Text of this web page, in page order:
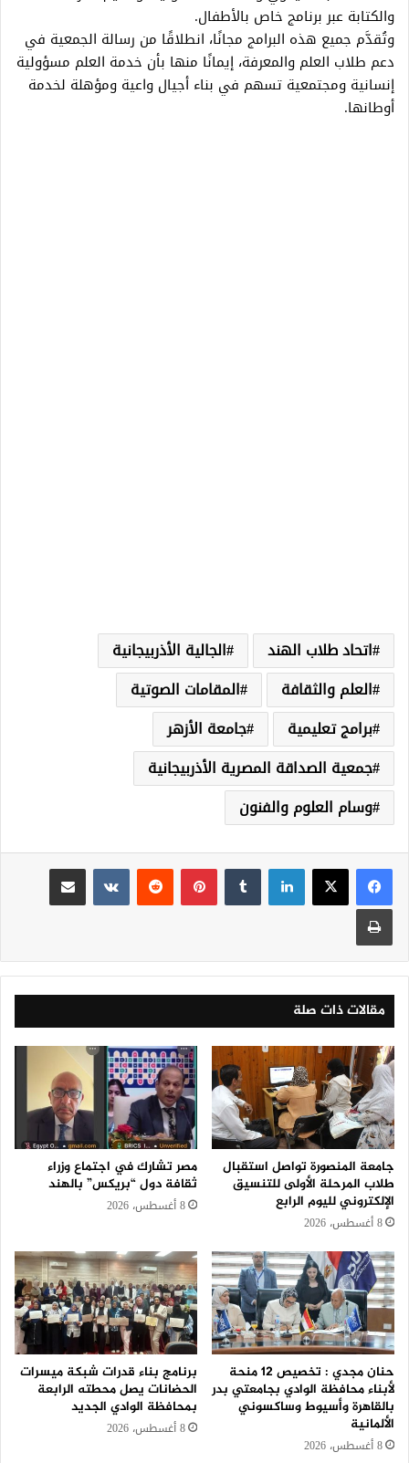
والكتابة عبر برنامج خاص بالأطفال.
وتُقدَّم جميع هذه البرامج مجانًا، انطلاقًا من رسالة الجمعية في
دعم طلاب العلم والمعرفة، إيمانًا منها بأن خدمة العلم مسؤولية
إنسانية ومجتمعية تسهم في بناء أجيال واعية ومؤهلة لخدمة
أوطانها.
اتحاد طلاب الهند
الجالية الأذربيجانية
العلم والثقافة
المقامات الصوتية
برامج تعليمية
جامعة الأزهر
جمعية الصداقة المصرية الأذربيجانية
وسام العلوم والفنون
لينكدإن بينتيريست
مقالات ذات صلة
جامعة المنصورة تواصل استقبال
طلاب المرحلة الأولى للتنسيق
الإلكتروني لليوم الرابع
8 أغسطس، 2026
مصر تشارك في اجتماع وزراء
ثقافة دول “بريكس” بالهند
8 أغسطس، 2026
حنان مجدي : تخصيص 12 منحة
لأبناء محافظة الوادي بجامعتي بدر
بالقاهرة وأسيوط وساكسوني
الألمانية
8 أغسطس، 2026
برنامج بناء قدرات شبكة ميسرات
الحضانات يصل محطته الرابعة
بمحافظة الوادي الجديد
8 أغسطس، 2026